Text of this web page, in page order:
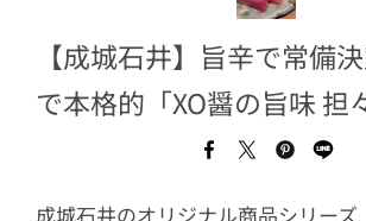
【成城石井】旨辛で常備
で本格的「XO醤の旨味 担
成城石井のオリジナル商品シリーズ